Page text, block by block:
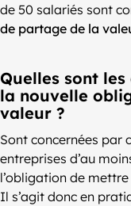
de 50 salariés sont
de partage de la
Quelles sont
la nouvelle
valeur ?
Sont concernées par
entreprises d’au
l’obligation de
Il s’agit donc en